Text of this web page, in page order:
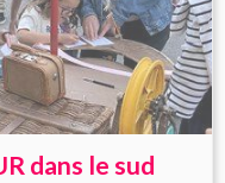
dans le sud